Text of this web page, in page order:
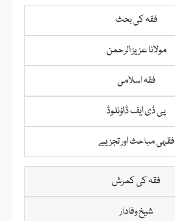
فقہ کی بحث
مولانا عزیز الرحمن
فقہ اسلامی
پی ڈی ایف ڈاؤنلوڈ
فقہی مباحث اور تجزیے
فقہ کی کمرش
شیخ وفادار